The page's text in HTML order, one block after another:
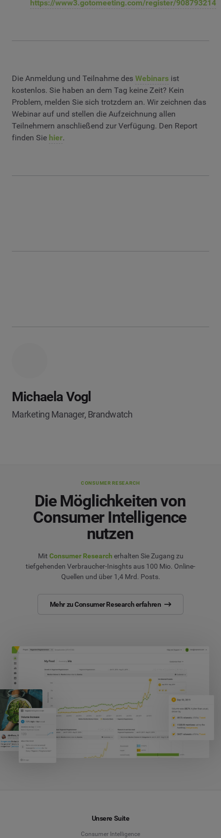
https://www3.gotomeeting.com/register/908793214
Die Anmeldung und Teilnahme des Webinars ist
kostenlos. Sie haben an dem Tag keine Zeit? Kein
Problem, melden Sie sich trotzdem an. Wir zeichnen das
Webinar auf und stellen die Aufzeichnung allen
Teilnehmern anschließend zur Verfügung. Den Report
finden Sie hier.
Michaela Vogl
Marketing Manager, Brandwatch
CONSUMER RESEARCH
Die Möglichkeiten von
Consumer Intelligence
nutzen
Mit Consumer Research erhalten Sie Zugang zu
tiefgehenden Verbraucher-Inisghts aus 100 Mio. Online-
Quellen und über 1,4 Mrd. Posts.
Mehr zu Consumer Research erfahren
Unsere Suite
Consumer Intelligence